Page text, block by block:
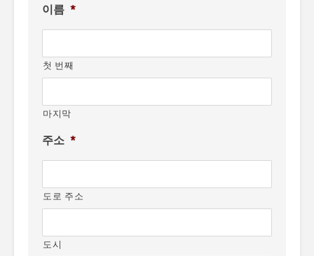
이름 *
첫 번째
마지막
주소 *
도로 주소
도시